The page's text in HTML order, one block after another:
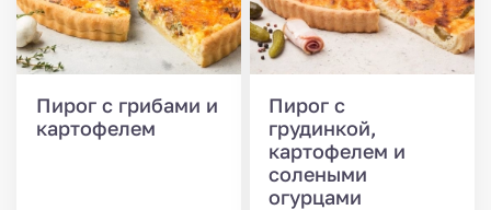
Пирог с грибами и
картофелем
Пирог с
грудинкой,
картофелем и
солеными
огурцами